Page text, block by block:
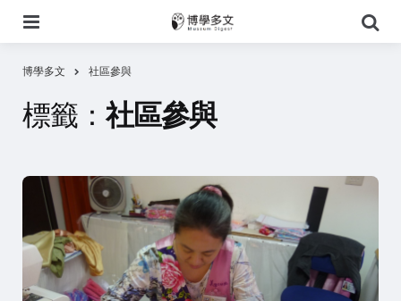
尋
博學多文 社區參與
標籤：社區參與